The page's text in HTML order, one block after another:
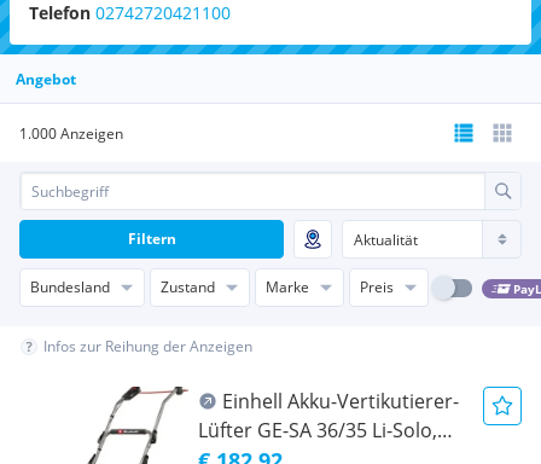
Telefon 02742720421100
Angebot
1.000 Anzeigen
Bundesland Zustand Marke Preis
Filtern
Infos zur Reihung der Anzeigen
Einhell Akku-Vertikutierer-
Lüfter GE-SA 36/35 Li-Solo,